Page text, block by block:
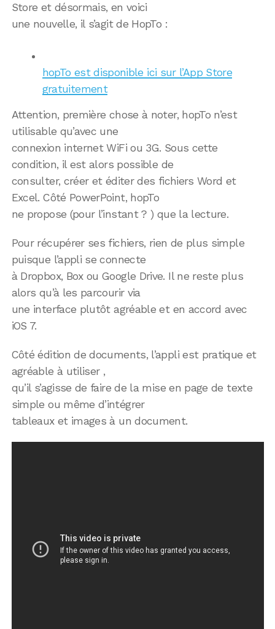
Store et désormais, en voici
une nouvelle, il s’agit de HopTo :
hopTo est disponible ici sur l’App Store
gratuitement
Attention, première chose à noter, hopTo n’est
utilisable qu’avec une
connexion internet WiFi ou 3G. Sous cette
condition, il est alors possible de
consulter, créer et éditer des fichiers Word et
Excel. Côté PowerPoint, hopTo
ne propose (pour l’instant ? ) que la lecture.
Pour récupérer ses fichiers, rien de plus simple
puisque l’appli se connecte
à Dropbox, Box ou Google Drive. Il ne reste plus
alors qu’à les parcourir via
une interface plutôt agréable et en accord avec
iOS 7.
Côté édition de documents, l’appli est pratique et
agréable à utiliser ,
qu’il s’agisse de faire de la mise en page de texte
simple ou même d’intégrer
tableaux et images à un document.